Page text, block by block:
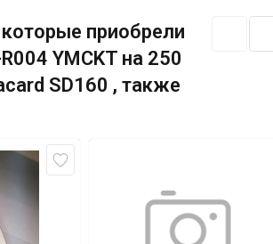
приобрели
YMCKT на 250
SD160 , также